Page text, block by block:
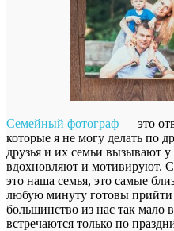
Семейный фотограф — это
которые я не могу делать по
друзья и их семьи вызывают
вдохновляют и мотивируют.
это наша семья, это самые
любую минуту готовы
большинство из нас так мало
встречаются только по